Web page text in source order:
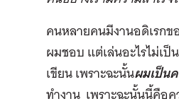
คนหลายคนมีงานอดิเรกข
ผมชอบ แต่เล่นอะไรไม่เ
เขียน เพราะฉะนั้นผมเป็น
ทำงาน เพราะฉะนั้นนี้คือ